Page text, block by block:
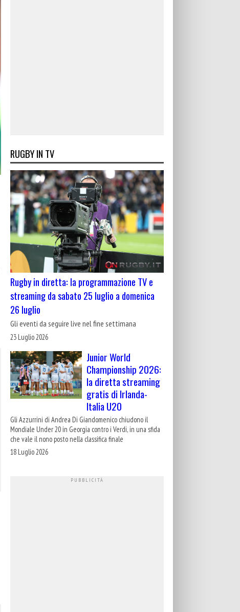
RUGBY IN TV
Rugby in diretta: la programmazione TV e
streaming da sabato 25 luglio a domenica
26 luglio
Gli eventi da seguire live nel fine settimana
23 Luglio 2026
Junior World
Championship 2026:
la diretta streaming
gratis di Irlanda-
Italia U20
Gli Azzurrini di Andrea Di Giandomenico chiudono il
Mondiale Under 20 in Georgia contro i Verdi, in una sfida
che vale il nono posto nella classifica finale
18 Luglio 2026